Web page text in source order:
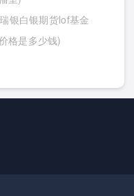
银白银期货lof基金
格是多少钱)